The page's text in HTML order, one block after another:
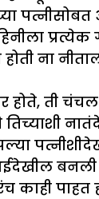
ना
होते, ती
बनली
काही पाहत